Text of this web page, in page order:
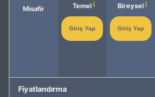
Misafir Temel
Giriş Yap
Bireysel
Giriş Yap
Fiyatlandırma